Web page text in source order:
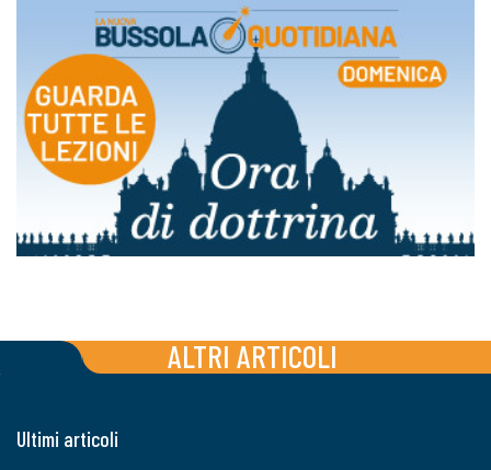
ALTRI ARTICOLI
Ultimi articoli